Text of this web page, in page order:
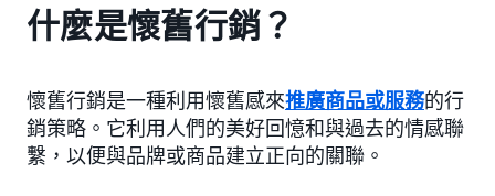
什麼是懷舊行銷？
懷舊行銷是一種利用懷舊感來推廣商品或服務的行
銷策略。它利用人們的美好回憶和與過去的情感聯
繫，以便與品牌或商品建立正向的關聯。